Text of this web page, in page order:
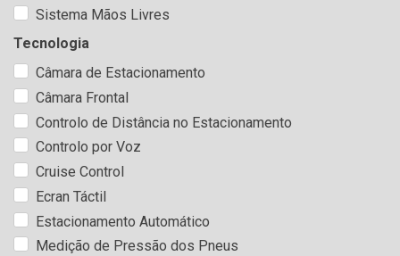
Sistema Mãos Livres
Tecnologia
Câmara de Estacionamento
Câmara Frontal
Controlo de Distância no Estacionamento
Controlo por Voz
Cruise Control
Ecran Táctil
Estacionamento Automático
Medição de Pressão dos Pneus